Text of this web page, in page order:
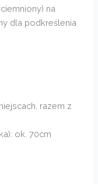
na
dla podkreślenia
razem z
ok. 70cm